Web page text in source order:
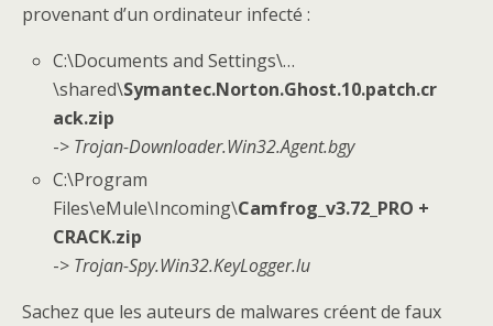
provenant d’un ordinateur infecté :
C:\Documents and Settings\…
\shared\Symantec.Norton.Ghost.10.patch.cr
ack.zip
-> Trojan-Downloader.Win32.Agent.bgy
C:\Program
Files\eMule\Incoming\Camfrog_v3.72_PRO +
CRACK.zip
-> Trojan-Spy.Win32.KeyLogger.lu
Sachez que les auteurs de malwares créent de faux